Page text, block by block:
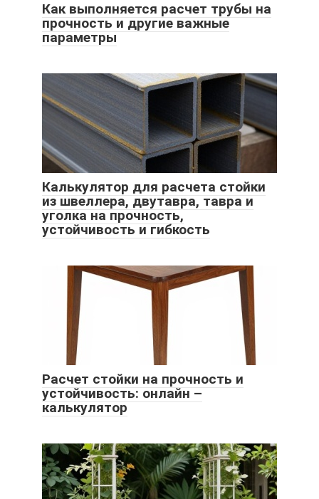
Как выполняется расчет трубы на
прочность и другие важные
параметры
Калькулятор для расчета стойки
из швеллера, двутавра, тавра и
уголка на прочность,
устойчивость и гибкость
Расчет стойки на прочность и
устойчивость: онлайн –
калькулятор